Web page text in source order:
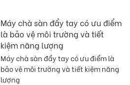
Máy chà sàn đẩy tay có ưu điểm
là bảo vệ môi trường và tiết
kiệm năng lượng
Máy chà sàn đẩy tay có ưu điểm là
bảo vệ môi trường và tiết kiệm năng
lượng